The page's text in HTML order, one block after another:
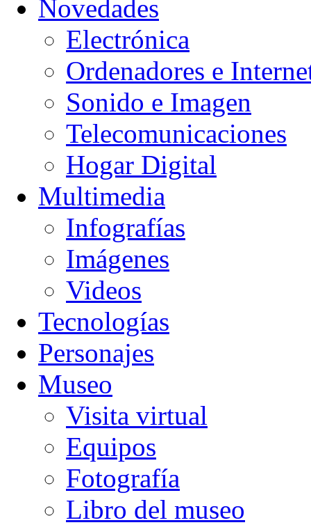
Novedades
Electrónica
Ordenadores e
Sonido e Imagen
Telecomunicaciones
Hogar Digital
Multimedia
Infografías
Imágenes
Videos
Tecnologías
Personajes
Museo
Visita virtual
Equipos
Fotografía
Libro del museo